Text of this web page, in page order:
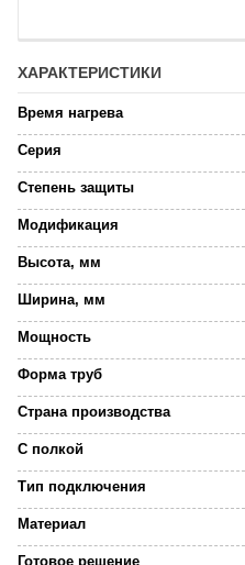
ХАРАКТЕРИСТИКИ
Время нагрева
Серия
Степень защиты
Модификация
Высота, мм
Ширина, мм
Мощность
Форма труб
Страна производства
С полкой
Тип подключения
Материал
Готовое решение